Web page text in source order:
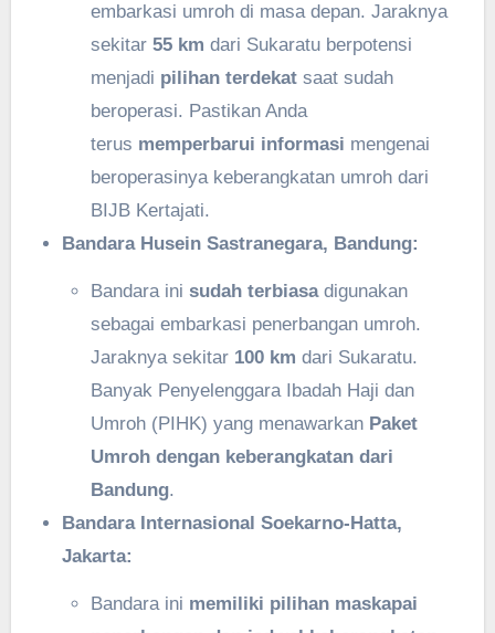
embarkasi umroh di masa depan. Jaraknya
sekitar 55 km dari Sukaratu berpotensi
menjadi pilihan terdekatsaat sudah
beroperasi. Pastikan Anda
terus memperbarui informasi mengenai
beroperasinya keberangkatan umroh dari
BIJB Kertajati.
Bandara Husein Sastranegara, Bandung:
Bandara ini sudah terbiasadigunakan
sebagai embarkasi penerbangan umroh.
Jaraknya sekitar 100 km dari Sukaratu.
Banyak Penyelenggara Ibadah Haji dan
Umroh (PIHK) yang menawarkan Paket
Umroh dengan keberangkatan dari
Bandung.
Bandara Internasional Soekarno-Hatta,
Jakarta:
Bandara ini memiliki pilihan maskapai